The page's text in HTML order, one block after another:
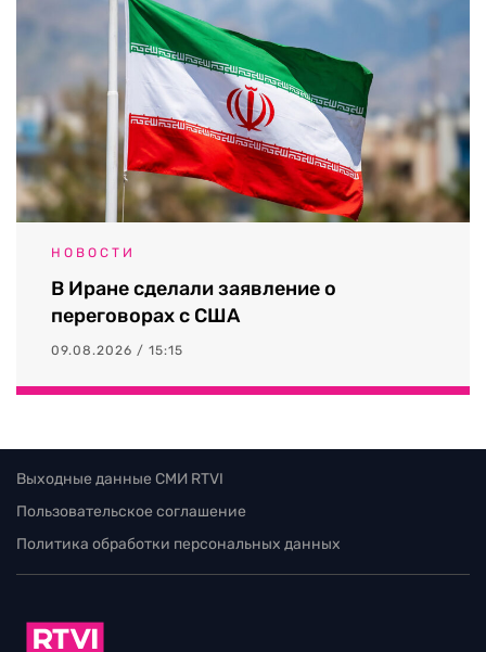
НОВОСТИ
В Иране сделали заявление о
переговорах с США
09.08.2026 / 15:15
Выходные данные СМИ RTVI
Пользовательское соглашение
Политика обработки персональных данных